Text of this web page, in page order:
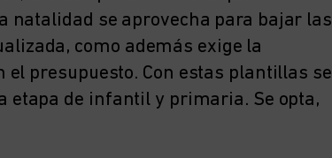
natalidad se aprovecha para bajar las
como además exige la
el presupuesto. Con estas plantillas se
etapa de infantil y primaria. Se opta,